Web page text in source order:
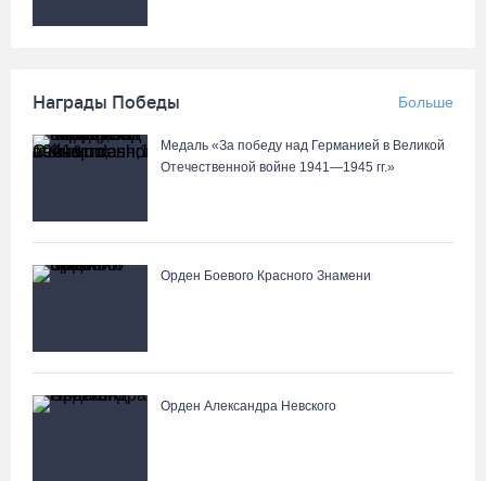
Награды Победы Больше
Медаль «За победу над Германией в Великой
Отечественной войне 1941—1945 гг.»
Орден Боевого Красного Знамени
Орден Александра Невского